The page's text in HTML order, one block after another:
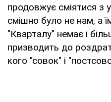
продовжує сміятися з
смішно було не нам, а
"Кварталу" немає і
призводить до
кого "совок" і